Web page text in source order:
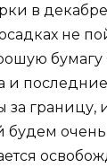
в
не
бумагу
и
границу,
будем